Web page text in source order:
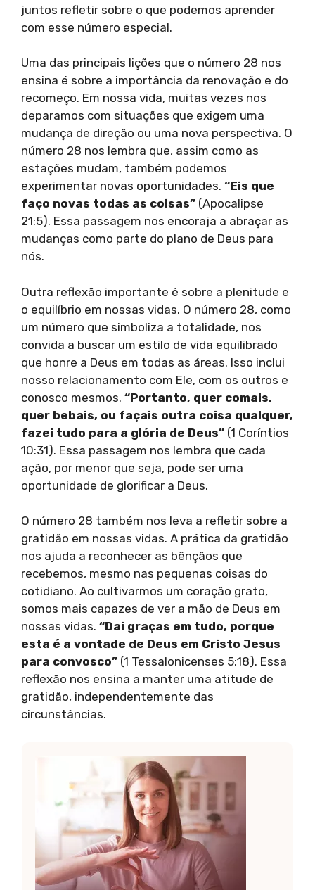
juntos refletir sobre o que podemos aprender
com esse número especial.
Uma das principais lições que o número 28 nos
ensina é sobre a importância da renovação e do
recomeço. Em nossa vida, muitas vezes nos
deparamos com situações que exigem uma
mudança de direção ou uma nova perspectiva. O
número 28 nos lembra que, assim como as
estações mudam, também podemos
experimentar novas oportunidades. “Eis que
faço novas todas as coisas” (Apocalipse
21:5). Essa passagem nos encoraja a abraçar as
mudanças como parte do plano de Deus para
nós.
Outra reflexão importante é sobre a plenitude e
o equilíbrio em nossas vidas. O número 28, como
um número que simboliza a totalidade, nos
convida a buscar um estilo de vida equilibrado
que honre a Deus em todas as áreas. Isso inclui
nosso relacionamento com Ele, com os outros e
conosco mesmos. “Portanto, quer comais,
quer bebais, ou façais outra coisa qualquer,
fazei tudo para a glória de Deus” (1 Coríntios
10:31). Essa passagem nos lembra que cada
ação, por menor que seja, pode ser uma
oportunidade de glorificar a Deus.
O número 28 também nos leva a refletir sobre a
gratidão em nossas vidas. A prática da gratidão
nos ajuda a reconhecer as bênçãos que
recebemos, mesmo nas pequenas coisas do
cotidiano. Ao cultivarmos um coração grato,
somos mais capazes de ver a mão de Deus em
nossas vidas. “Dai graças em tudo, porque
esta é a vontade de Deus em Cristo Jesus
para convosco” (1 Tessalonicenses 5:18). Essa
reflexão nos ensina a manter uma atitude de
gratidão, independentemente das
circunstâncias.